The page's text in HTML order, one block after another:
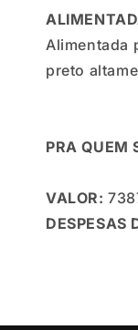
Alimentada
preto
PRA QUEM
VALOR:
DESPESAS